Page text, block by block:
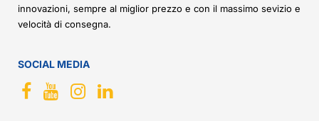
innovazioni, sempre al miglior prezzo e con il massimo sevizio e
velocità di consegna.
SOCIAL MEDIA